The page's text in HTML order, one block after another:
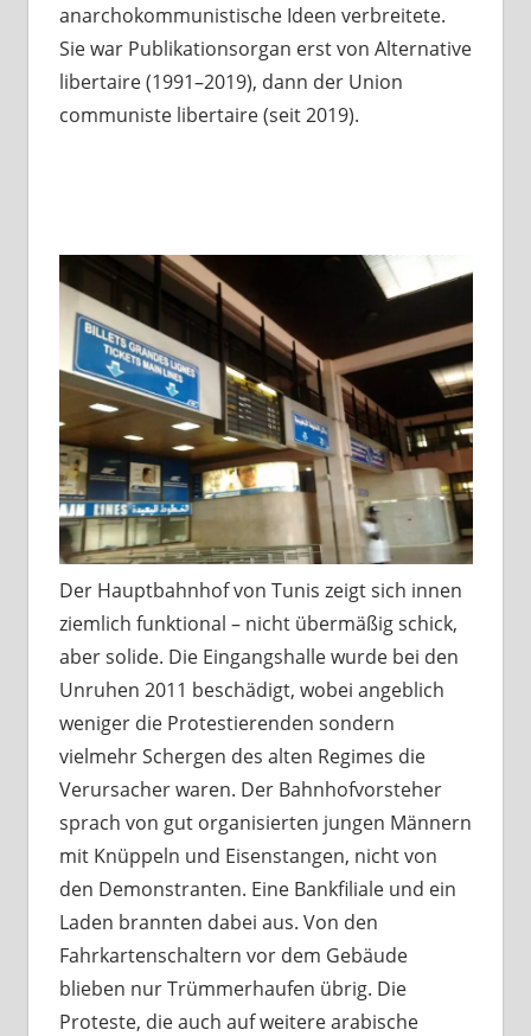
anarchokommunistische Ideen verbreitete.
Sie war Publikationsorgan erst von Alternative
libertaire (1991–2019), dann der Union
communiste libertaire (seit 2019).
Der Hauptbahnhof von Tunis zeigt sich innen
ziemlich funktional – nicht übermäßig schick,
aber solide. Die Eingangshalle wurde bei den
Unruhen 2011 beschädigt, wobei angeblich
weniger die Protestierenden sondern
vielmehr Schergen des alten Regimes die
Verursacher waren. Der Bahnhofvorsteher
sprach von gut organisierten jungen Männern
mit Knüppeln und Eisenstangen, nicht von
den Demonstranten. Eine Bankfiliale und ein
Laden brannten dabei aus. Von den
Fahrkartenschaltern vor dem Gebäude
blieben nur Trümmerhaufen übrig. Die
Proteste, die auch auf weitere arabische